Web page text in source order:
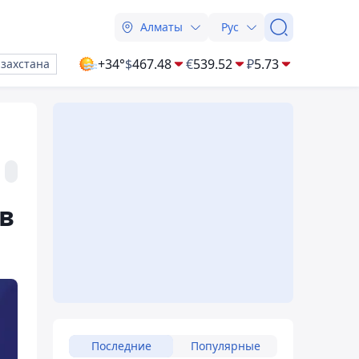
Алматы Рус
+34°$467.48 €539.52 ₽5.73
Последние Популярные